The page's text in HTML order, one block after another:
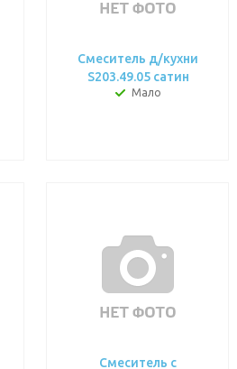
Смеситель д/кухни
S203.49.05 сатин
Мало
Смеситель с